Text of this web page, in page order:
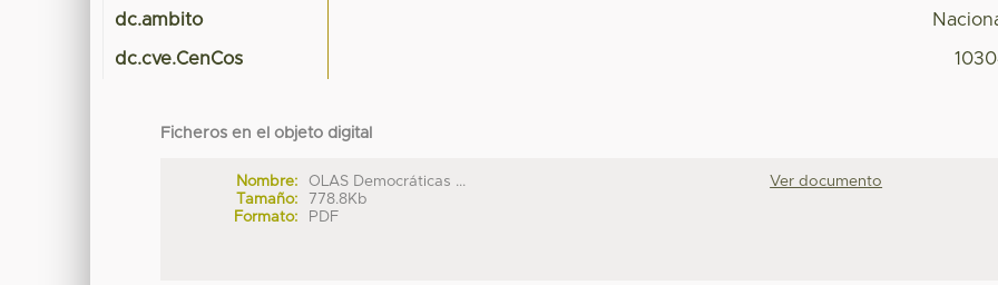
dc.ambito
dc.cve.CenCos
Ficheros en el objeto digital
Nombre:
OLAS Democráticas ...
Tamaño:
778.8Kb
Formato:
PDF
Ver documento